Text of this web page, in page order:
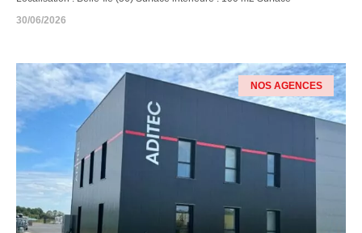
30/06/2026
NOS AGENCES